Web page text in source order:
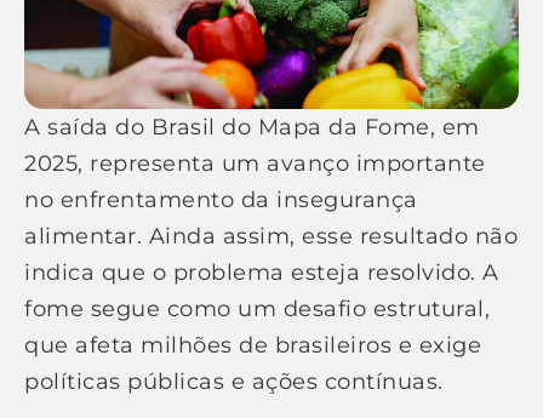
A saída do Brasil do Mapa da Fome, em
2025, representa um avanço importante
no enfrentamento da insegurança
alimentar. Ainda assim, esse resultado não
indica que o problema esteja resolvido. A
fome segue como um desafio estrutural,
que afeta milhões de brasileiros e exige
políticas públicas e ações contínuas.